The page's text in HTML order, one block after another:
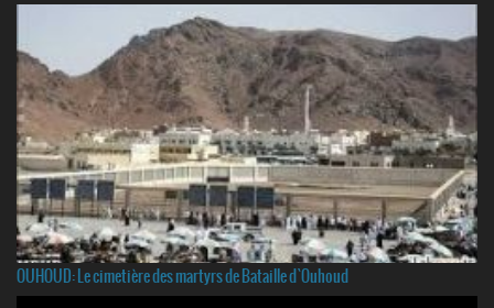
OUHOUD: Le cimetière des martyrs de Bataille d`Ouhoud